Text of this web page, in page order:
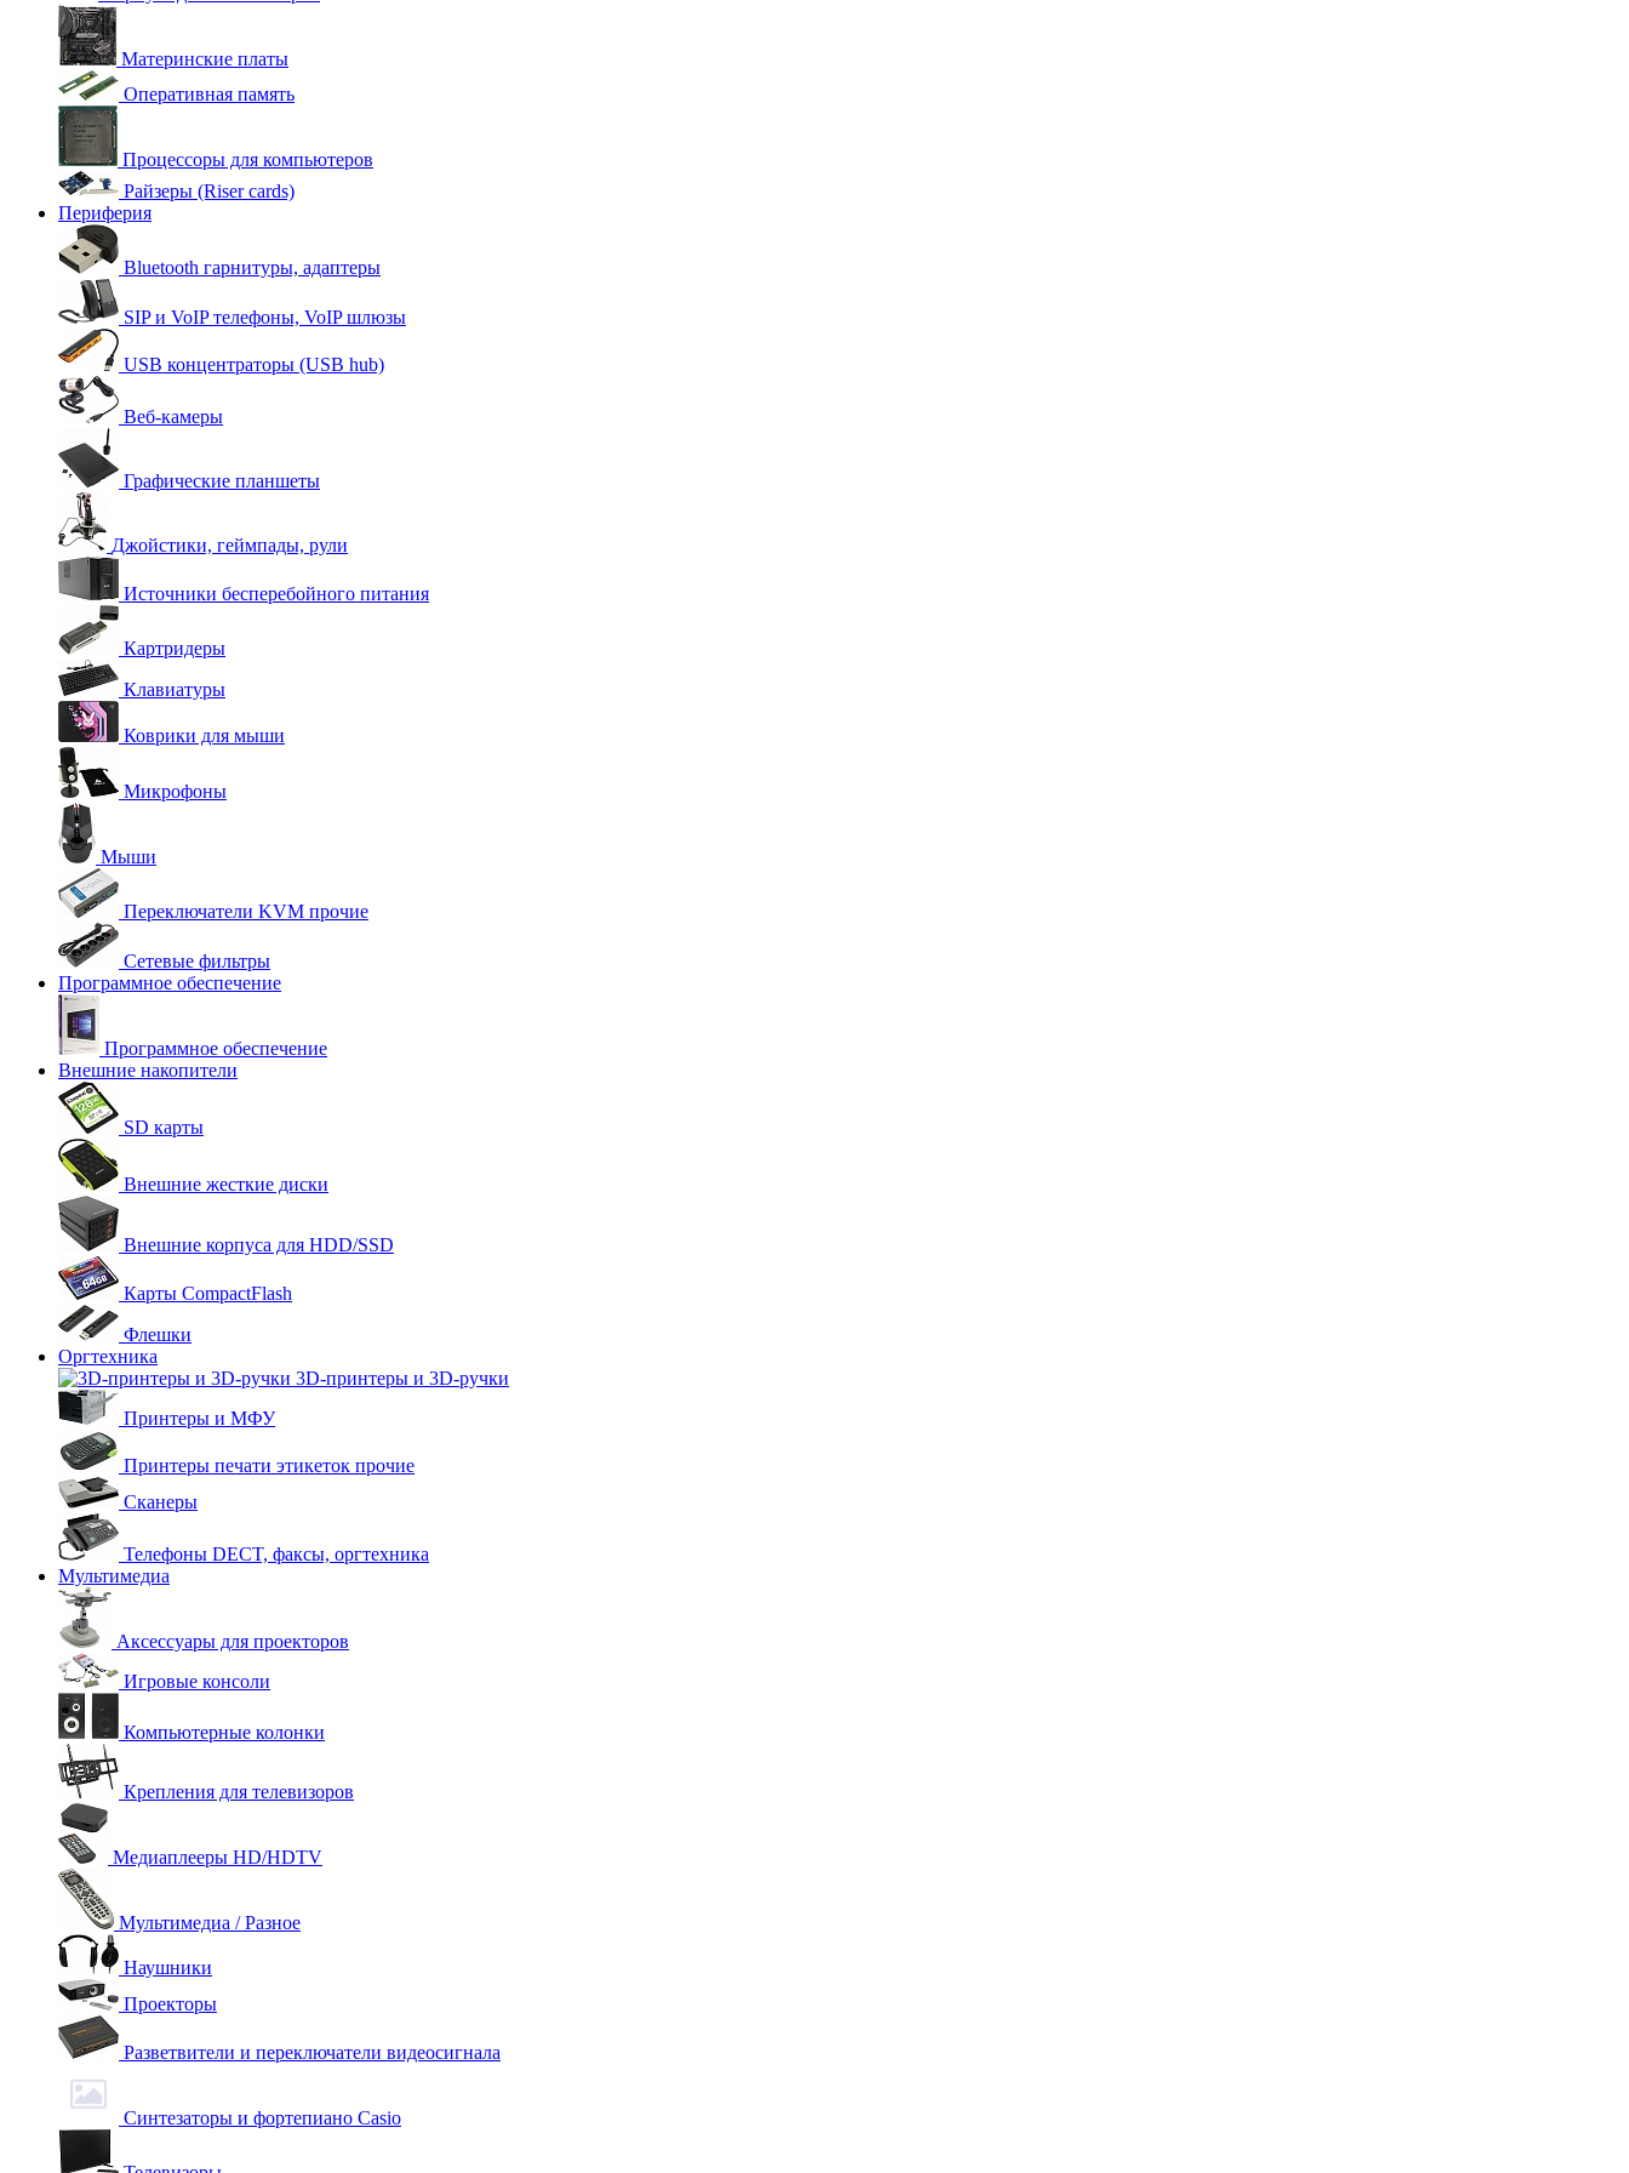
Материнские платы
Оперативная память
Процессоры для компьютеров
Райзеры (Riser cards)
Периферия
Bluetooth гарнитуры, адаптеры
SIP и VoIP телефоны, VoIP шлюзы
USB концентраторы (USB hub)
Веб-камеры
Графические планшеты
Джойстики, геймпады, рули
Источники бесперебойного питания
Картридеры
Клавиатуры
Коврики для мыши
Микрофоны
Мыши
Переключатели KVM прочие
Сетевые фильтры
Программное обеспечение
Программное обеспечение
Внешние накопители
SD карты
Внешние жесткие диски
Внешние корпуса для HDD/SSD
Карты CompactFlash
Флешки
Оргтехника
3D-принтеры и 3D-ручки
Принтеры и МФУ
Принтеры печати этикеток прочие
Сканеры
Телефоны DECT, факсы, оргтехника
Мультимедиа
Аксессуары для проекторов
Игровые консоли
Компьютерные колонки
Крепления для телевизоров
Медиаплееры HD/HDTV
Мультимедиа / Разное
Наушники
Проекторы
Разветвители и переключатели видеосигнала
Синтезаторы и фортепиано Casio